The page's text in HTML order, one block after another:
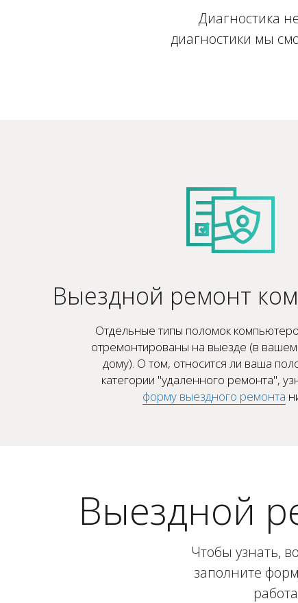
Диагностика
диагностики мы
Выездной ремонт
Отдельные типы поломок
отремонтированы на выезде (в
дому). О том, относится ли ваша
категории "удаленного ремонта",
форму выездного ремонта
Выездной
Чтобы узнать,
заполните